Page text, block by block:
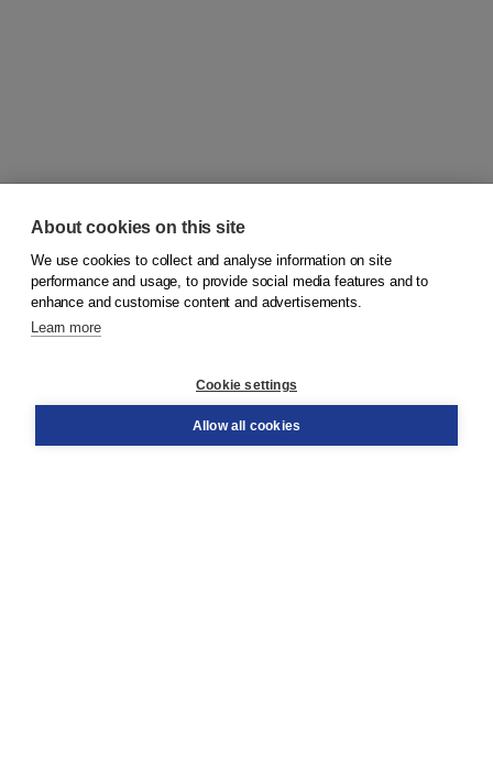
© 2026Koninklijke Boom uitgevers
Order
About cookies on this site
We use cookies to collect and analyse information on site
performance and usage, to provide social media features and to
enhance and customise content and advertisements.
Learn more
Cookie settings
Allow all cookies